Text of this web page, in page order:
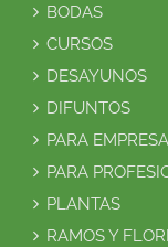
BODAS
CURSOS
DESAYUNOS
DIFUNTOS
PARA
PARA
PLANTAS
RAMOS Y